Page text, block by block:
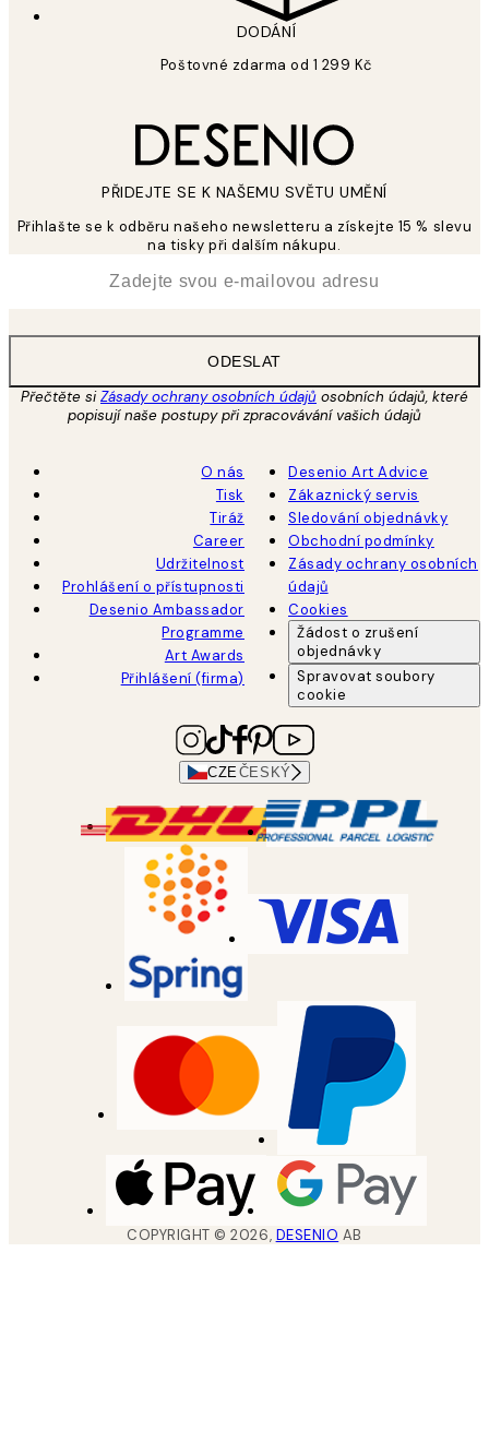
DODÁNÍ
Poštovné zdarma od 1 299 Kč
PŘIDEJTE SE K NAŠEMU SVĚTU UMĚNÍ
Přihlašte se k odběru našeho newsletteru a získejte 15 % slevu
na tisky při dalším nákupu.
ODESLAT
Přečtěte siZásady ochrany osobních údajů osobních údajů, které
popisují naše postupy při zpracovávání vašich údajů
O nás
Tisk
Tiráž
Career
Udržitelnost
Prohlášení o přístupnosti
Desenio Ambassador
Programme
Art Awards
Přihlášení (firma)
Desenio Art Advice
Zákaznický servis
Sledování objednávky
Obchodní podmínky
Zásady ochrany osobních
údajů
Cookies
Žádost o zrušení
objednávky
Spravovat soubory
cookie
CZEČESKÝ
COPYRIGHT ©2026, DESENIO AB